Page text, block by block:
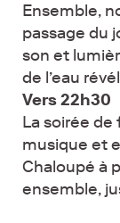
Ensemble,
passage du
son et
de l’eau
Vers 22h30
La soirée
musique et
Chaloupé à
ensemble,